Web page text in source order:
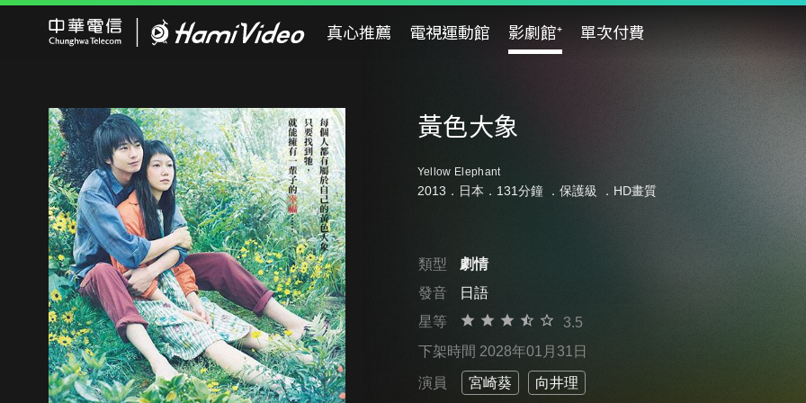
真心推薦 電視運動館 影劇館⁺ 單次付費
黃色大象
Yellow Elephant
2013．日本．131分鐘 ． 保護級 ．HD畫質
類型
劇情
發音
日語
星等
3.5
下架時間 2028年01月31日
演員 宮崎葵 向井理